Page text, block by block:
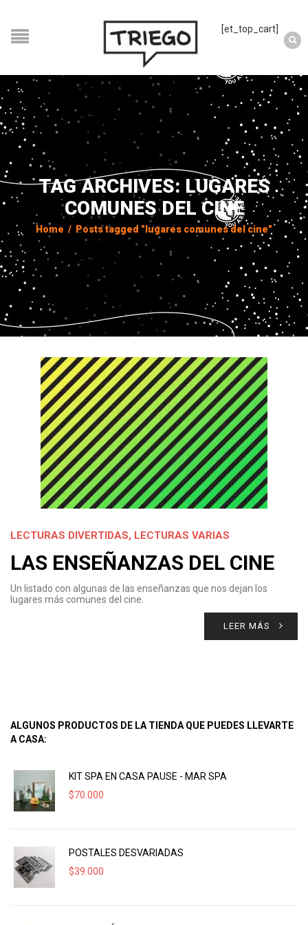
[et_top_cart]
TAG ARCHIVES: LUGARES
COMUNES DEL CINE
Home / Posts tagged "lugares comunes del cine"
LECTURAS DIVERTIDAS, LECTURAS VARIAS
LAS ENSEÑANZAS DEL CINE
Un listado con algunas de las enseñanzas que nos dejan los
lugares más comunes del cine.
LEER MÁS
ALGUNOS PRODUCTOS DE LA TIENDA QUE PUEDES LLEVARTE
A CASA:
KIT SPA EN CASA PAUSE - MAR SPA
$70.000
POSTALES DESVARIADAS
$39.000